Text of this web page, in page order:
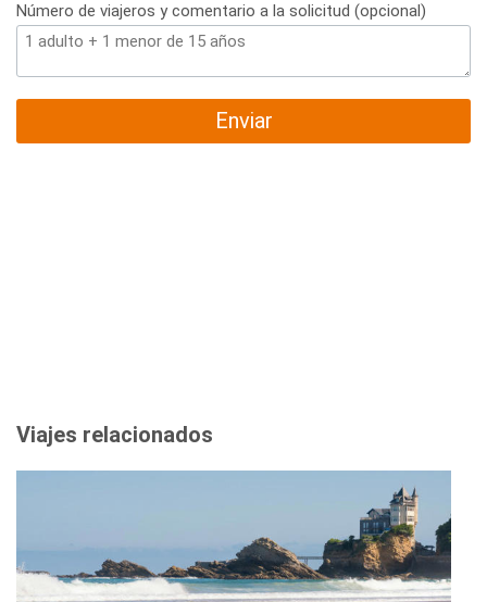
Número de viajeros y comentario a la solicitud (opcional)
Enviar
Viajes relacionados